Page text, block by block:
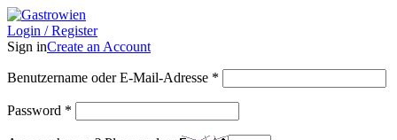
Login / Register
Sign inCreate an Account
Benutzername oder E-Mail-Adresse *
Password *